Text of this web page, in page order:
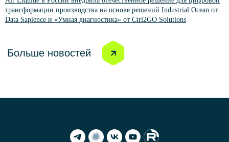
трансформации производства на основе решений Industrial Ocean от
Data Sapience и «Умная диагностика» от Ctrl2GO Solutions
Сделано в